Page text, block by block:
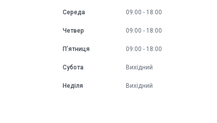
Середа 09:00 18:00
Четвер 09:00 18:00
Пʼятниця 09:00 18:00
Субота Вихідний
Неділя Вихідний